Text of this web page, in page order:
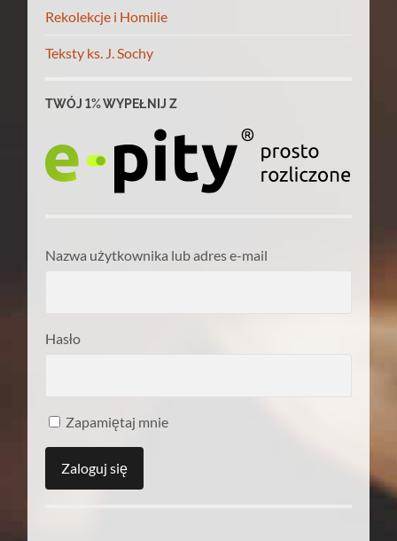
Rekolekcje i Homilie
Teksty ks. J. Sochy
TWÓJ 1% WYPEŁNIJ Z
Nazwa użytkownika lub adres e-mail
Hasło
Zapamiętaj mnie